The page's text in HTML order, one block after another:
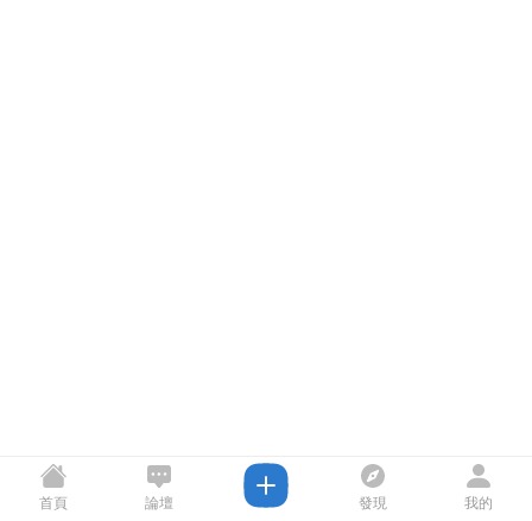
首頁 論壇 發現 我的